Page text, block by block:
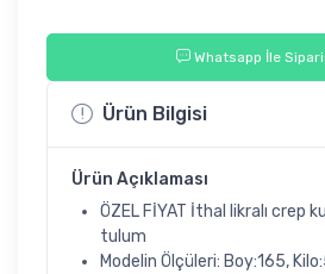
Whatsapp İle
Ürün Bilgisi
Ürün Açıklaması
ÖZEL FİYAT İthal likralı crep
tulum
Modelin Ölçüleri: Boy:165,